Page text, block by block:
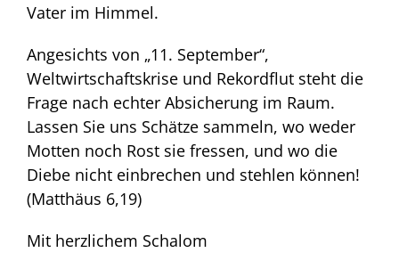
Vater im Himmel.
Angesichts von „11. September“,
Weltwirtschaftskrise und Rekordflut steht die
Frage nach echter Absicherung im Raum.
Lassen Sie uns Schätze sammeln, wo weder
Motten noch Rost sie fressen, und wo die
Diebe nicht einbrechen und stehlen können!
(Matthäus 6,19)
Mit herzlichem Schalom